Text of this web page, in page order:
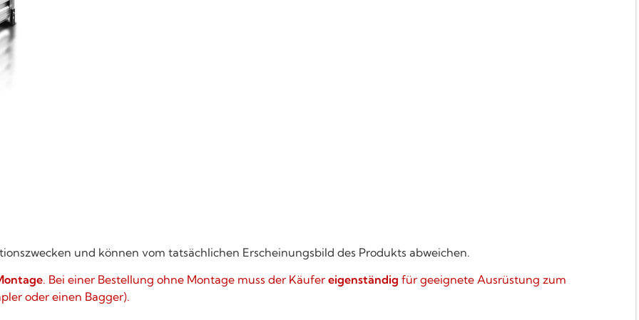
und können vom tatsächlichen Erscheinungsbild des Produkts abweichen.
. Bei einer Bestellung ohne Montage muss der Käufer eigenständig für geeignete Ausrüstung zum
oder einen Bagger).